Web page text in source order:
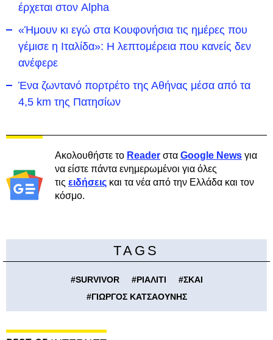
έρχεται στον Alpha
«Ήμουν κι εγώ στα Κουφονήσια τις ημέρες που
γέμισε η Ιταλίδα»: Η λεπτομέρεια που κανείς δεν
ανέφερε
Ένα ζωντανό πορτρέτο της Αθήνας μέσα από τα
4,5 km της Πατησίων
Ακολουθήστε το Reader στα Google News για
να είστε πάντα ενημερωμένοι για όλες
τις ειδήσεις και τα νέα από την Ελλάδα και τον
κόσμο.
TAGS
#SURVIVOR #ΡΙΑΛΙΤΙ #ΣΚΑΙ
#ΓΙΩΡΓΟΣ ΚΑΤΣΑΟΥΝΗΣ